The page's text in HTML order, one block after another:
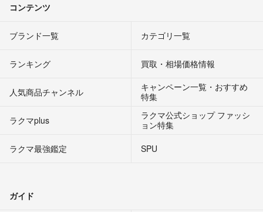
コンテンツ
ブランド一覧 カテゴリ一覧
ランキング 買取・相場価格情報
人気商品チャンネル
キャンペーン一覧・おすすめ
特集
ラクマplus
ラクマ公式ショップ ファッシ
ョン特集
ラクマ最強鑑定
SPU
ガイド